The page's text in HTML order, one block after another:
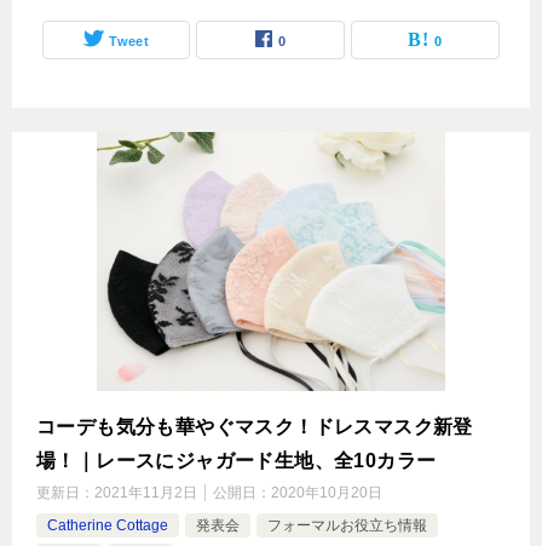
Tweet 0 0
コーデも気分も華やぐマスク！ドレスマスク新登
場！｜レースにジャガード生地、全10カラー
更新日： 2021年11月2日 公開日： 2020年10月20日
Catherine Cottage
発表会
フォーマルお役立ち情報